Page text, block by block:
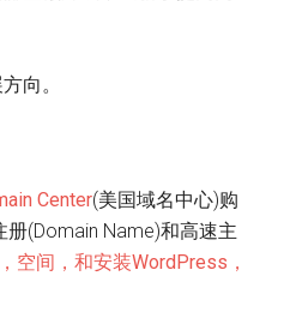
向。
Center(美国域名中心)购
(Domain Name)和高速主
空间，和安装WordPress，